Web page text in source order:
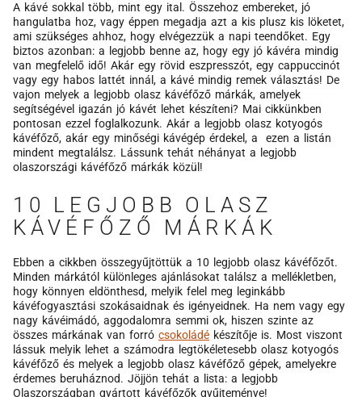
A kávé sokkal több, mint egy ital. Összehoz embereket, jó
hangulatba hoz, vagy éppen megadja azt a kis plusz kis löketet,
ami szükséges ahhoz, hogy elvégezzük a napi teendőket. Egy
biztos azonban: a legjobb benne az, hogy egy jó kávéra mindig
van megfelelő idő! Akár egy rövid eszpresszót, egy cappuccinót
vagy egy habos lattét innál, a kávé mindig remek választás! De
vajon melyek a legjobb olasz kávéfőző márkák, amelyek
segítségével igazán jó kávét lehet készíteni? Mai cikkünkben
pontosan ezzel foglalkozunk. Akár a legjobb olasz kotyogós
kávéfőző, akár egy minőségi kávégép érdekel, a ezen a listán
mindent megtalálsz. Lássunk tehát néhányat a legjobb
olaszországi kávéfőző márkák közül!
10 LEGJOBB OLASZ
KÁVÉFŐZŐ MÁRKÁK
Ebben a cikkben összegyűjtöttük a 10 legjobb olasz kávéfőzőt.
Minden márkától különleges ajánlásokat találsz a mellékletben,
hogy könnyen eldönthesd, melyik felel meg leginkább
kávéfogyasztási szokásaidnak és igényeidnek. Ha nem vagy egy
nagy kávéimádó, aggodalomra semmi ok, hiszen szinte az
összes márkának van forró csokoládé készítője is. Most viszont
lássuk melyik lehet a számodra legtökéletesebb olasz kotyogós
kávéfőző és melyek a legjobb olasz kávéfőző gépek, amelyekre
érdemes beruháznod. Jöjjön tehát a lista: a legjobb
Olaszországban gyártott kávéfőzők gyűjteménye!